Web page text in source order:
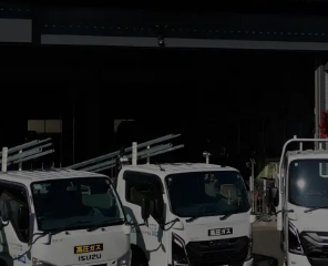
問合せ
2508
17:00
お問合せフォーム